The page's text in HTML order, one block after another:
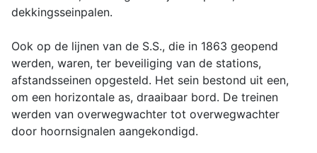
dekkingsseinpalen.
Ook op de lijnen van de S.S., die in 1863 geopend
werden, waren, ter beveiliging van de stations,
afstandsseinen opgesteld. Het sein bestond uit een,
om een horizontale as, draaibaar bord. De treinen
werden van overwegwachter tot overwegwachter
door hoornsignalen aangekondigd.